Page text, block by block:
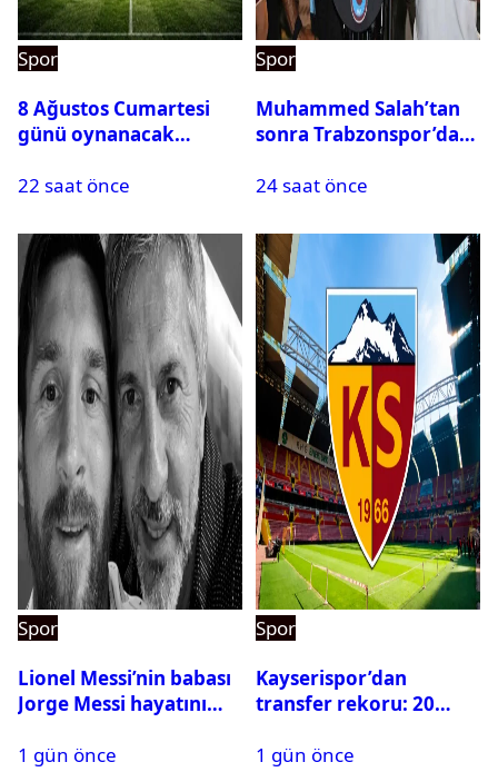
Spor
8 Ağustos Cumartesi
günü oynanacak
22 saat önce
Spor
Muhammed Salah’tan
sonra Trabzonspor’dan
24 saat önce
Spor
Lionel Messi’nin babası
Jorge Messi hayatını
1 gün önce
Spor
Kayserispor’dan
transfer rekoru: 20
1 gün önce